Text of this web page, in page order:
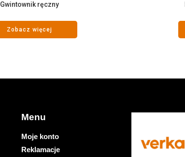
Gwintownik ręczny
Zobacz więcej
Menu
Moje konto
Reklamacje